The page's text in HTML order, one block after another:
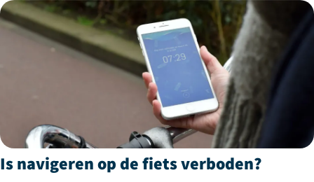
Is navigeren op de fiets verboden?